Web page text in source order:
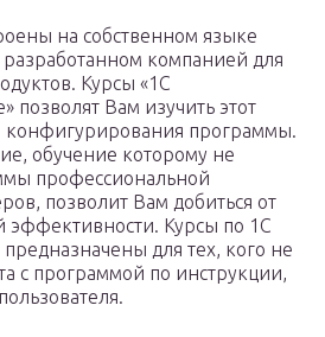
на собственном языке
компанией для
Курсы «1С
позволят Вам изучить этот
конфигурирования программы.
обучение которому не
профессиональной
позволит Вам добиться от
Курсы по 1С
для тех, кого не
с программой по инструкции,